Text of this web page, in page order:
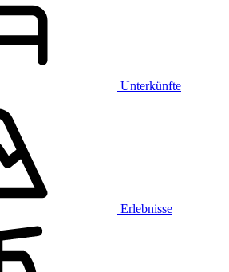
Unterkünfte
Erlebnisse